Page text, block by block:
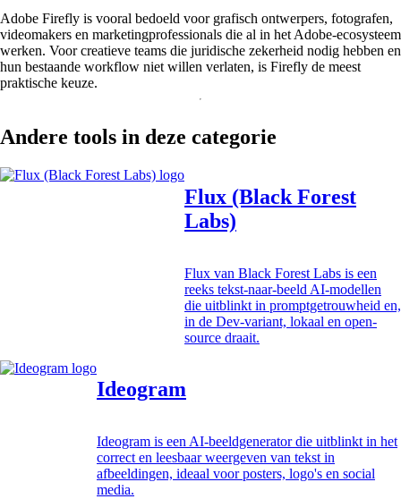
Adobe Firefly is vooral bedoeld voor grafisch ontwerpers, fotografen,
videomakers en marketingprofessionals die al in het Adobe-ecosysteem
werken. Voor creatieve teams die juridische zekerheid nodig hebben en
hun bestaande workflow niet willen verlaten, is Firefly de meest
praktische keuze.
Andere tools in deze categorie
Flux (Black Forest
Labs)
Flux van Black Forest Labs is een
reeks tekst-naar-beeld AI-modellen
die uitblinkt in promptgetrouwheid en,
in de Dev-variant, lokaal en open-
source draait.
Ideogram
Ideogram is een AI-beeldgenerator die uitblinkt in het
correct en leesbaar weergeven van tekst in
afbeeldingen, ideaal voor posters, logo's en social
media.